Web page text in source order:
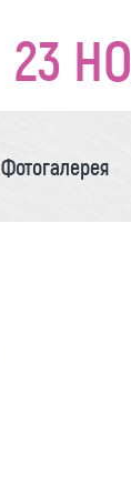
23
Фотогалерея